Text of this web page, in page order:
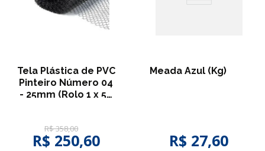
Tela Plástica de PVC
Pinteiro Número 04
- 25mm (Rolo 1 x 50
R$358,00
R$ 250,60
Meada Azul (Kg)
R$ 27,60